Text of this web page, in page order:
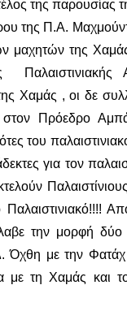
της παρουσίας
της Π.Α.
μαχητών της
Χαμάς , οι δε
Πρόεδρο
του
για τον
την μορφή
Όχθη με την
με τη Χαμάς και